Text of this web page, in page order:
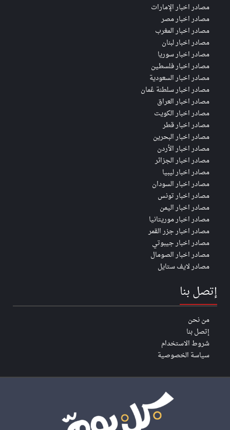
مصادر اخبار الإمارات
مصادر اخبار مصر
مصادر اخبار المغرب
مصادر اخبار لبنان
مصادر اخبار سوريا
مصادر اخبار فلسطين
مصادر اخبار السعودية
مصادر اخبار سلطنة عُمان
مصادر اخبار العراق
مصادر اخبار الكويت
مصادر اخبار قطر
مصادر اخبار البحرين
مصادر اخبار الأردن
مصادر اخبار الجزائر
مصادر اخبار ليبيا
مصادر اخبار السودان
مصادر اخبار تونس
مصادر اخبار اليمن
مصادر اخبار موريتانيا
مصادر اخبار جزر القمر
مصادر اخبار جيبوتي
مصادر اخبار الصومال
مصادر لايف ستايل
إتصل بنا
من نحن
إتصل بنا
شروط الاستخدام
سياسة الخصوصية